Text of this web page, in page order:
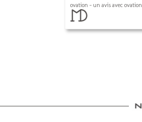
ovation - un avis avec ovation